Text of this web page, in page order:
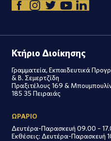
Κτήριο Διοίκησης
Γραμματεία, Εκπαιδευτικά
& Β. Σεμερτζίδη
Πραξιτέλους 169 &
185 35 Πειραιάς
ΩΡΑΡΙΟ
Δευτέρα-Παρασκευή 09.00 –
Εκθέσεις: Δευτέρα-Παρασκευή